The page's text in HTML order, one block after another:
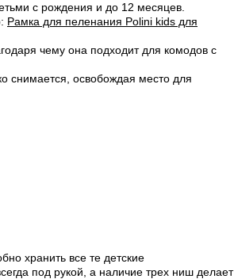
с рождения и до 12 месяцев.
Рамка для пеленания Polini kids для
чему она подходит для комодов с
снимается, освобождая место для
хранить все те детские
под рукой, а наличие трех ниш делает